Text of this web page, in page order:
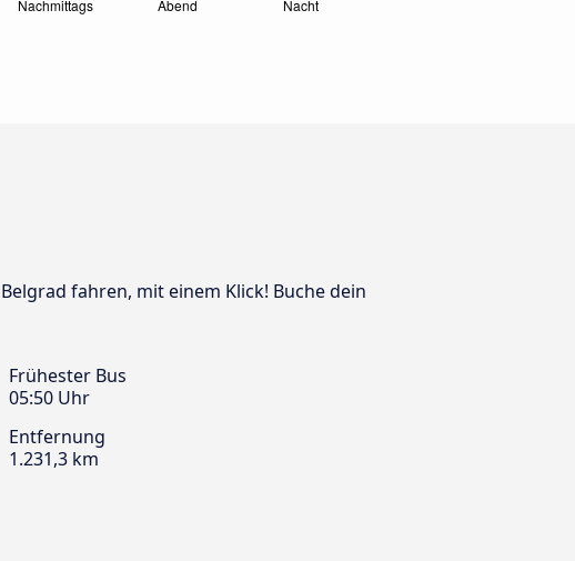
fahren, mit einem Klick! Buche dein
Frühester Bus
05:50 Uhr
Entfernung
1.231,3 km